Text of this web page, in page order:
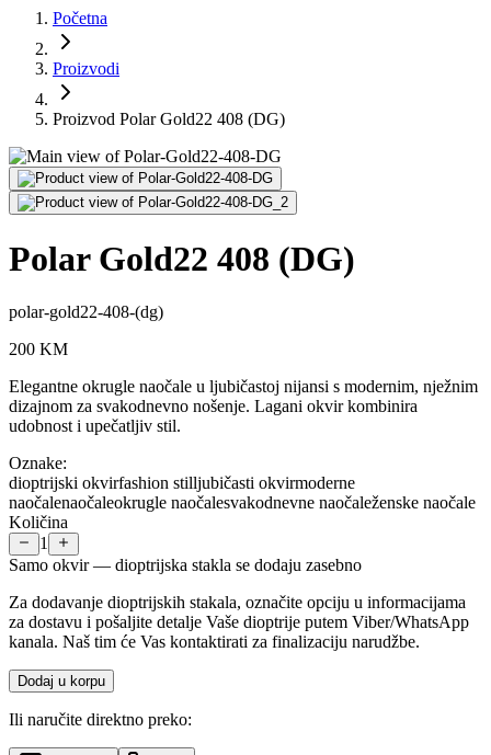
Početna
Proizvodi
Proizvod Polar Gold22 408 (DG)
Polar Gold22 408 (DG)
polar-gold22-408-(dg)
200 KM
Elegantne okrugle naočale u ljubičastoj nijansi s modernim, nježnim
dizajnom za svakodnevno nošenje. Lagani okvir kombinira
udobnost i upečatljiv stil.
Oznake:
dioptrijski okvirfashion stilljubičasti okvirmoderne
naočalenaočaleokrugle naočalesvakodnevne naočaleženske naočale
Količina
1
Samo okvir — dioptrijska stakla se dodaju zasebno
Za dodavanje dioptrijskih stakala, označite opciju u informacijama
za dostavu i pošaljite detalje Vaše dioptrije putem Viber/WhatsApp
kanala. Naš tim će Vas kontaktirati za finalizaciju narudžbe.
Dodaj u korpu
Ili naručite direktno preko: